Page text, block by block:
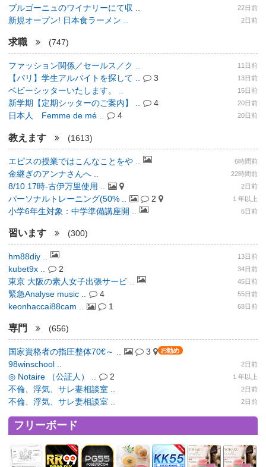
ブルゴーニュのワイナリーにて収 .. 22日前
新規オープン! 日本食ラーメン .. 2日前
求職 (747)
ファッション関係／セールス／ク .. 11日前
【パリ】学生アルバイトを探して .. 3 13日前
ベビーシッターいたします。 .. 15日前
新学期【定期シッターのご案内】 .. 4 20日前
日本人 Femme de mé .. 4 20日前
教えます (1613)
エピスの授業ではこんなことをや .. 6時間前
金継ぎのアンナさんへ .. 22時間前
8/10 17時-古伊万里使用 .. 2日前
パーソナルトレーニング(50% .. 2 １年以上
小学6年生対象：中学準備講座開 .. 6日前
習います (300)
hm88diy .. 13日前
kubet9x .. 2 34日前
東京 大阪の素人女子出張サービ .. 45日前
緊急Analyse music .. 4 55日前
keonhaccai88cam .. 1 68日前
専門 (656)
国家資格者の指圧整体70€～ ..
3
98winschool ..
2日前
◎ Notaire （公証人） .. 2 １年以上
不倫、浮気、サレ妻相談室 .. 2日前
不倫、浮気、サレ妻相談室 .. 2日前
フリーボード